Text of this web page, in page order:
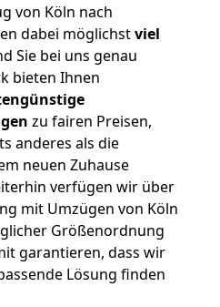
von Köln nach
dabei möglichstviel
Sie bei uns genau
bieten Ihnen
zu fairen Preisen,
anderes als die
neuen Zuhause
verfügen wir über
mit Umzügen von Köln
Größenordnung
garantieren, dass wir
Lösung finden